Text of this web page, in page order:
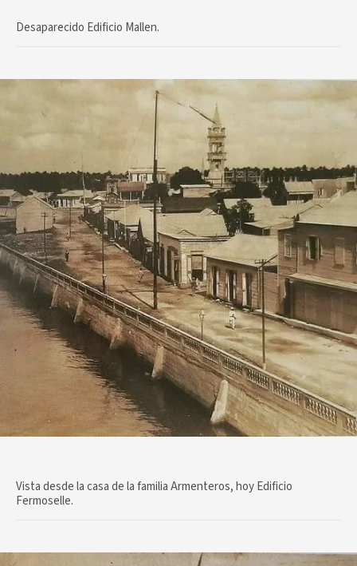
Desaparecido Edificio Mallen.
Vista desde la casa de la familia Armenteros, hoy Edificio
Fermoselle.